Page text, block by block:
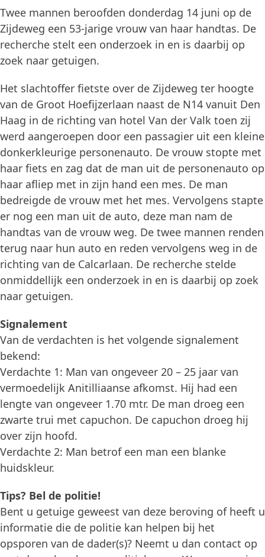
Twee mannen beroofden donderdag 14 juni op de
Zijdeweg een 53-jarige vrouw van haar handtas. De
recherche stelt een onderzoek in en is daarbij op
zoek naar getuigen.
Het slachtoffer fietste over de Zijdeweg ter hoogte
van de Groot Hoefijzerlaan naast de N14 vanuit Den
Haag in de richting van hotel Van der Valk toen zij
werd aangeroepen door een passagier uit een kleine
donkerkleurige personenauto. De vrouw stopte met
haar fiets en zag dat de man uit de personenauto op
haar afliep met in zijn hand een mes. De man
bedreigde de vrouw met het mes. Vervolgens stapte
er nog een man uit de auto, deze man nam de
handtas van de vrouw weg. De twee mannen renden
terug naar hun auto en reden vervolgens weg in de
richting van de Calcarlaan. De recherche stelde
onmiddellijk een onderzoek in en is daarbij op zoek
naar getuigen.
Signalement
Van de verdachten is het volgende signalement
bekend:
Verdachte 1: Man van ongeveer 20 – 25 jaar van
vermoedelijk Anitilliaanse afkomst. Hij had een
lengte van ongeveer 1.70 mtr. De man droeg een
zwarte trui met capuchon. De capuchon droeg hij
over zijn hoofd.
Verdachte 2: Man betrof een man een blanke
huidskleur.
Tips? Bel de politie!
Bent u getuige geweest van deze beroving of heeft u
informatie die de politie kan helpen bij het
opsporen van de dader(s)? Neemt u dan contact op